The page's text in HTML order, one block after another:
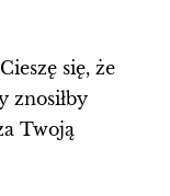
się, że
znosiłby
Twoją